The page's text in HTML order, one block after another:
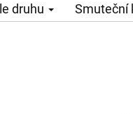
druhu Smuteční